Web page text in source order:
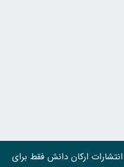
ارکان دانش فقط برای